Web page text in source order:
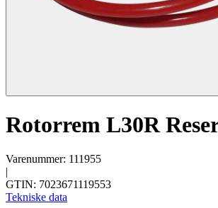
Rotorrem L30R
Varenummer: 111955
|
GTIN: 7023671119553
Tekniske data